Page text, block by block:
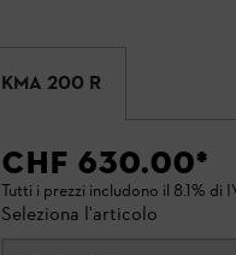
KMA 200 R
CHF 630.00*
Tutti i prezzi includono il 8.1% di
Seleziona l'articolo